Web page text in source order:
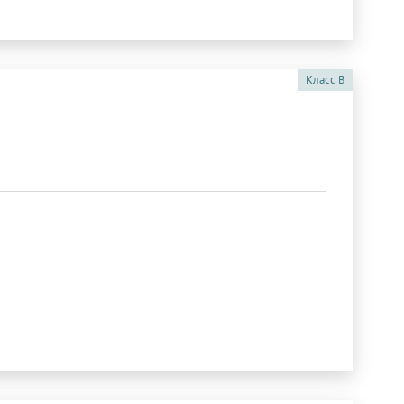
Класс B